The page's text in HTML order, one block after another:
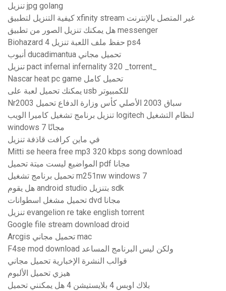
تنزيل jpg golang
كيفية التنزيل لتطبيق xfinity stream غير المتصل بالإنترنت
هل يمكنك تنزيل الصور من تطبيق messenger
Biohazard 4 حفظ ملف اللعبة تنزيل ps4
أنبوب ducadimantua تحميل مجاني
تنزيل pact infernal infernality 320 _torrent_
Nascar heat pc game تحميل كامل
يمكنك تحميل لعبة على usb للكمبيوتر
Nr2003 سباق 2003 الأصلي كأس وزارة الدفاع تحميل
تنزيل برنامج تشغيل كاميرا الويب logitech لنظام التشغيل
windows 7 مجانًا
في ماين كرافت قاذفة تنزيل
Mitti se heera free mp3 320 kbps song download
المواضيع ليست ميتة تحميل pdf مجانا
تحميل برنامج تشغيل m251nw windows 7
هل يقوم android studio بتنزيل sdk
تحميل مشغل اسطوانات dvd مجانا
تنزيل evangelion re take english torrent
Google file stream download droid
Arcgis تحميل مجاني mac
F4se mod download ولكن ليس البرنامج المساعد
قوالب النشرة الإخبارية تحميل مجاني
هيزي تحميل الألبوم
بلاك اوبس 4 بلايستيشن 4 هل يمكنني تحميل